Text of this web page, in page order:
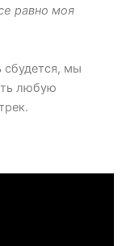
равно моя
сбудется, мы
любую